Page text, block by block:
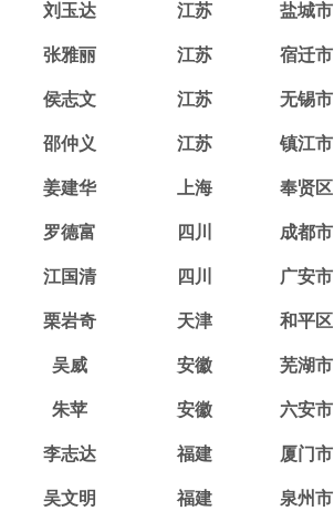
刘玉达 江苏 盐城市
张雅丽 江苏 宿迁市
侯志文 江苏 无锡市
邵仲义 江苏 镇江市
姜建华 上海 奉贤区
罗德富 四川 成都市
江国清 四川 广安市
栗岩奇 天津 和平区
吴威 安徽 芜湖市
朱苹 安徽 六安市
李志达 福建 厦门市
吴文明 福建 泉州市